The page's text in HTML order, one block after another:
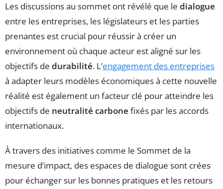
Les discussions au sommet ont révélé que le dialogue
entre les entreprises, les législateurs et les parties
prenantes est crucial pour réussir à créer un
environnement où chaque acteur est aligné sur les
objectifs de durabilité. L’engagement des entreprises
à adapter leurs modèles économiques à cette nouvelle
réalité est également un facteur clé pour atteindre les
objectifs de neutralité carbone fixés par les accords
internationaux.
À travers des initiatives comme le Sommet de la
mesure d’impact, des espaces de dialogue sont crées
pour échanger sur les bonnes pratiques et les retours